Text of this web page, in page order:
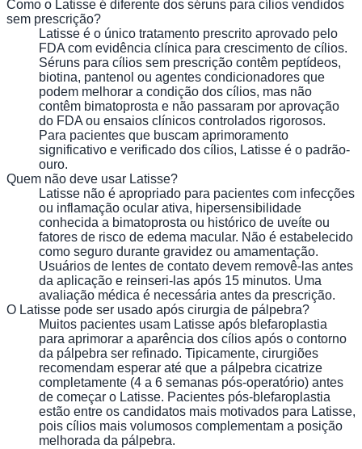
Como o Latisse é diferente dos séruns para cílios vendidos
sem prescrição?
Latisse é o único tratamento prescrito aprovado pelo
FDA com evidência clínica para crescimento de cílios.
Séruns para cílios sem prescrição contêm peptídeos,
biotina, pantenol ou agentes condicionadores que
podem melhorar a condição dos cílios, mas não
contêm bimatoprosta e não passaram por aprovação
do FDA ou ensaios clínicos controlados rigorosos.
Para pacientes que buscam aprimoramento
significativo e verificado dos cílios, Latisse é o padrão-
ouro.
Quem não deve usar Latisse?
Latisse não é apropriado para pacientes com infecções
ou inflamação ocular ativa, hipersensibilidade
conhecida a bimatoprosta ou histórico de uveíte ou
fatores de risco de edema macular. Não é estabelecido
como seguro durante gravidez ou amamentação.
Usuários de lentes de contato devem removê-las antes
da aplicação e reinseri-las após 15 minutos. Uma
avaliação médica é necessária antes da prescrição.
O Latisse pode ser usado após cirurgia de pálpebra?
Muitos pacientes usam Latisse após blefaroplastia
para aprimorar a aparência dos cílios após o contorno
da pálpebra ser refinado. Tipicamente, cirurgiões
recomendam esperar até que a pálpebra cicatrize
completamente (4 a 6 semanas pós-operatório) antes
de começar o Latisse. Pacientes pós-blefaroplastia
estão entre os candidatos mais motivados para Latisse,
pois cílios mais volumosos complementam a posição
melhorada da pálpebra.